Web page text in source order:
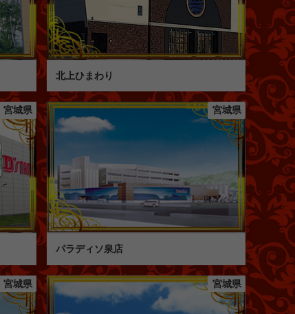
北上ひまわり
宮城県 宮城県
パラディソ泉店
宮城県 宮城県